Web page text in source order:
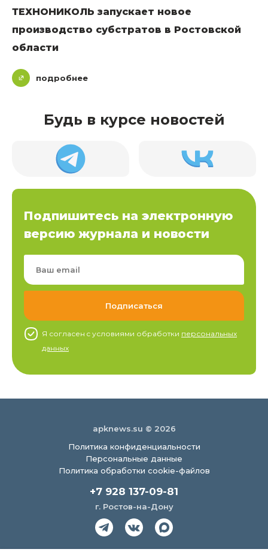
ТЕХНОНИКОЛЬ запускает новое
производство субстратов в Ростовской
области
подробнее
Будь в курсе новостей
Подпишитесь на электронную
версию журнала и новости
Я согласен c условиями обработки персональных
данных
apknews.su © 2026
Политика конфиденциальности
Персональные данные
Политика обработки cookie-файлов
+7 928 137-09-81
г. Ростов-на-Дону